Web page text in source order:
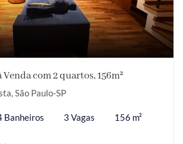
com 2 quartos, 156m²
São Paulo-SP
Banheiros 3 Vagas 156 m²